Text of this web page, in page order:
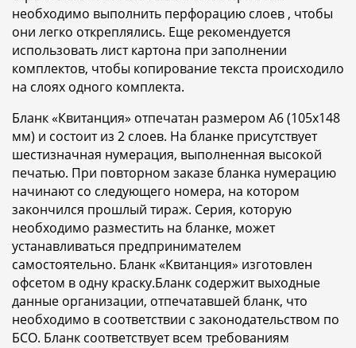
необходимо выполнить перфорацию слоев , чтобы
они легко откреплялись. Еще рекомендуется
использовать лист картона при заполнении
комплектов, чтобы копирование текста происходило
на слоях одного комплекта.
Бланк «Квитанция» отпечатан размером A6 (105x148
мм) и состоит из 2 слоев. На бланке присутствует
шестизначная нумерация, выполненная высокой
печатью. При повторном заказе бланка нумерацию
начинают со следующего номера, на котором
закончился прошлый тираж. Серия, которую
необходимо разместить на бланке, может
устанавливаться предпринимателем
самостоятельно. Бланк «Квитанция» изготовлен
офсетом в одну краску.Бланк содержит выходные
данные организации, отпечатавшей бланк, что
необходимо в соответствии с законодательством по
БСО. Бланк соответствует всем требованиям